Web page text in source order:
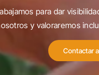
para dar
y valoraremos
Contactar